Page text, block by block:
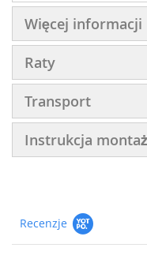
Więcej informacji
Raty
Transport
Instrukcja
Recenzje